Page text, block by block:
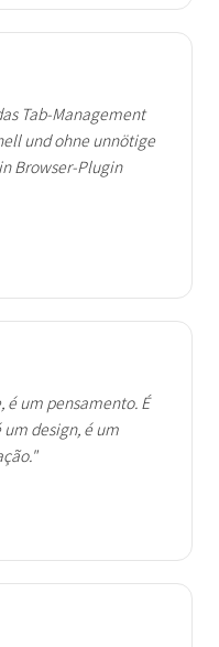
Tab-Management
und ohne unnötige
Browser-Plugin
é um pensamento. É
design, é um